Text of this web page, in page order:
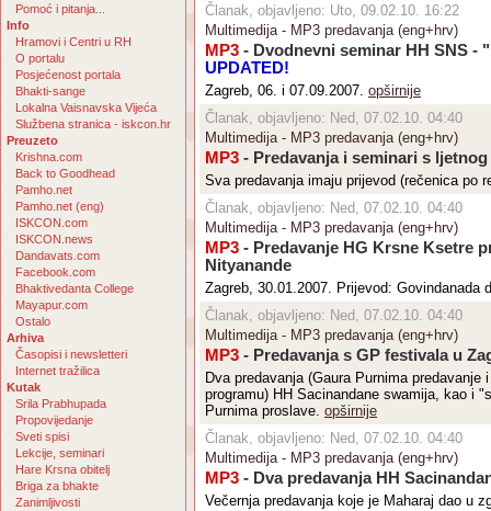
Pomoć i pitanja...
Info
Hramovi i Centri u RH
O portalu
Posjećenost portala
Bhakti-sange
Lokalna Vaisnavska Vijeća
Službena stranica - iskcon.hr
Preuzeto
Krishna.com
Back to Goodhead
Pamho.net
Pamho.net (eng)
ISKCON.com
ISKCON.news
Dandavats.com
Facebook.com
Bhaktivedanta College
Mayapur.com
Ostalo
Arhiva
Časopisi i newsletteri
Internet tražilica
Kutak
Srila Prabhupada
Propovijedanje
Sveti spisi
Lekcije, seminari
Hare Krsna obitelj
Briga za bhakte
Zanimljivosti
Članak, objavljeno: Uto, 09.02.10. 16:22
Multimedija - MP3 predavanja (eng+hrv)
MP3 - Dvodnevni seminar HH SNS
UPDATED!
Zagreb, 06. i 07.09.2007. opširnije
Članak, objavljeno: Ned, 07.02.10. 04:40
Multimedija - MP3 predavanja (eng+hrv)
MP3 - Predavanja i seminari s
Sva predavanja imaju prijevod (rečenica po
Članak, objavljeno: Ned, 07.02.10. 04:40
Multimedija - MP3 predavanja (eng+hrv)
MP3 - Predavanje HG Krsne Ksetre
Nityanande
Zagreb, 30.01.2007. Prijevod: Govindanada
Članak, objavljeno: Ned, 07.02.10. 04:40
Multimedija - MP3 predavanja (eng+hrv)
MP3 - Predavanja s GP festivala u
Dva predavanja (Gaura Purnima predavanje
programu) HH Sacinandane swamija, kao i
Purnima proslave. opširnije
Članak, objavljeno: Ned, 07.02.10. 04:40
Multimedija - MP3 predavanja (eng+hrv)
MP3 - Dva predavanja HH
Večernja predavanja koje je Maharaj dao u